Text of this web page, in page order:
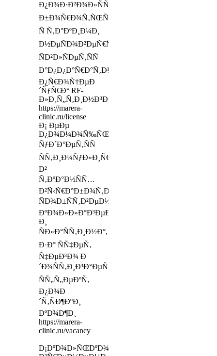
Ð¿Ð¾Ð·Ð²Ð¾Ð»ÑÑŽÑ‰Ð¸Ñ…
Ð±Ð¾Ñ€Ð¾Ñ‚ÑŒÑÑ
Ñ Ñ‚Ð°ÐºÐ¸Ð¼Ð¸
Ð½ÐµÑÐ¾Ð²ÐµÑ€ÑˆÐµÐ½ÑÑ‚Ð²Ð°Ð¼Ð¸,
ÑÐ²Ð»ÑÐµÑ‚ÑÑ
Ð°Ð¿Ð¿Ð°Ñ€Ð°Ñ‚Ð½Ð°Ñ
Ð¿Ñ€Ð¾Ñ†ÐµÐ
´ÑƒÑ€Ð° RF-
Ð»Ð¸Ñ„Ñ‚Ð¸Ð½Ð³Ð°
https://marera-
clinic.ru/license
Ð¡ ÐµÐµ
Ð¿Ð¾Ð¼Ð¾Ñ‰ÑŒÑŽ
ÑƒÐ´Ð°ÐµÑ‚ÑÑ
ÑÑ‚Ð¸Ð¼ÑƒÐ»Ð¸Ñ€Ð¾Ð²Ð°Ñ‚ÑŒ
Ð²
Ñ‚ÐºÐ°Ð½ÑÑ…
Ð²Ñ‹Ñ€Ð°Ð±Ð¾Ñ‚ÐºÑƒ
ÑÐ¾Ð±ÑÑ‚Ð²ÐµÐ½Ð½Ð¾Ð³Ð¾
ÐºÐ¾Ð»Ð»Ð°Ð³ÐµÐ½Ð°
Ð¸
ÑÐ»Ð°ÑÑ‚Ð¸Ð½Ð°,
Ð·Ð° ÑÑ‡ÐµÑ‚
Ñ‡ÐµÐ³Ð¾ Ð
´Ð¾ÑÑ‚Ð¸Ð³Ð°ÐµÑ‚ÑÑ
ÑÑ„Ñ„ÐµÐºÑ‚
Ð¿Ð¾Ð
´Ñ‚ÑÐ¶ÐºÐ¸
ÐºÐ¾Ð¶Ð¸
https://marera-
clinic.ru/vacancy
Ð¡ÐºÐ¾Ð»ÑŒÐºÐ¾